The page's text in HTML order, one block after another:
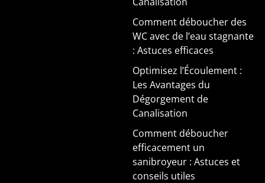
Comment déboucher des
WC avec de l’eau stagnante
: Astuces efficaces
Optimisez l’Écoulement :
Les Avantages du
Dégorgement de
Canalisation
Comment déboucher
efficacement un
sanibroyeur : Astuces et
conseils utiles